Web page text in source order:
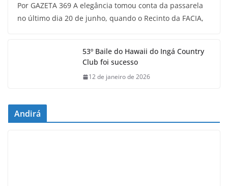
Por GAZETA 369 A elegância tomou conta da passarela
no último dia 20 de junho, quando o Recinto da FACIA,
53º Baile do Hawaii do Ingá Country
Club foi sucesso
12 de janeiro de 2026
Andirá